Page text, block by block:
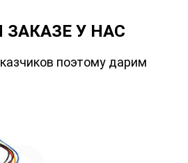
У НАС
поэтому дарим